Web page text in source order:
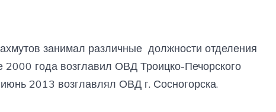
занимал различные должности отделения
года возглавил ОВД Троицко-Печорского
2013 возглавлял ОВД г. Сосногорска.